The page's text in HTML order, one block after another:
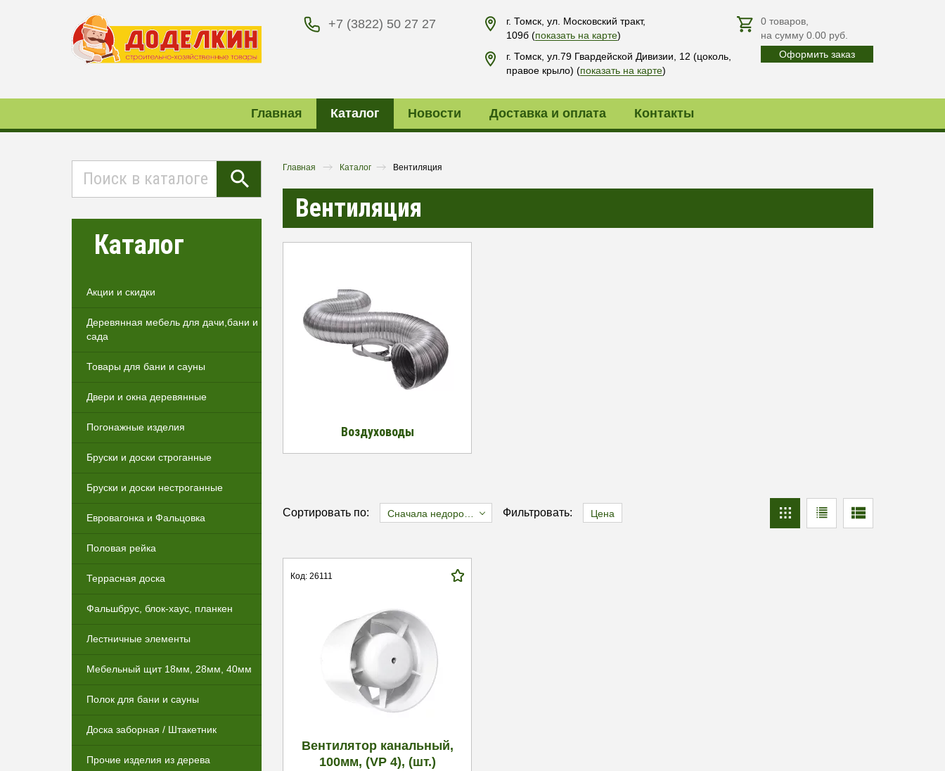
+7 (3822) 50 27 27
г. Томск, ул. Московский тракт,
109б (показать на карте)
г. Томск, ул.79 Гвардейской Дивизии, 12 (цоколь,
правое крыло) (показать на карте)
0 товаров
на сумму 0.00 руб.
Оформить заказ
Главная Каталог Новости Доставка и оплата Контакты
Каталог
Акции и скидки
Деревянная мебель для дачи,бани и
сада
Товары для бани и сауны
Двери и окна деревянные
Погонажные изделия
Бруски и доски строганные
Бруски и доски нестроганные
Евровагонка и Фальцовка
Половая рейка
Террасная доска
Фальшбрус, блок-хаус, планкен
Лестничные элементы
Мебельный щит 18мм, 28мм, 40мм
Полок для бани и сауны
Доска заборная / Штакетник
Прочие изделия из дерева
Главная Каталог Вентиляция
Вентиляция
Воздуховоды
Сортировать по: Фильтровать: Цена
Код: 26111
Вентилятор канальный,
100мм, (VP 4), (шт.)